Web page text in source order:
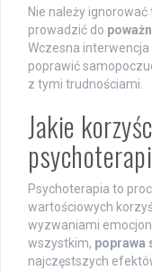
Nie należy
prowadzić do
Wczesna
poprawić
z tymi trudnościami.
Jakie
Psychoterapia to
wartościowych
wyzwaniami
wszystkim, poprawa
najczęstszych